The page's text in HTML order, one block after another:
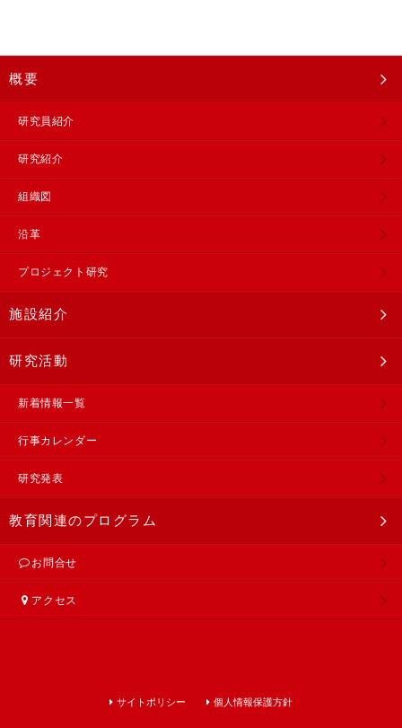
概要
研究員紹介
研究紹介
組織図
沿革
プロジェクト研究
施設紹介
研究活動
新着情報一覧
行事カレンダー
研究発表
教育関連のプログラム
お問合せ
アクセス
サイトポリシー 個人情報保護方針